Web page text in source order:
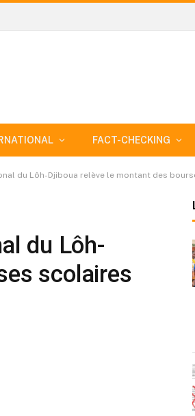
FACT-CHECKING
du Lôh-Djiboua relève le montant des
du Lôh-
scolaires